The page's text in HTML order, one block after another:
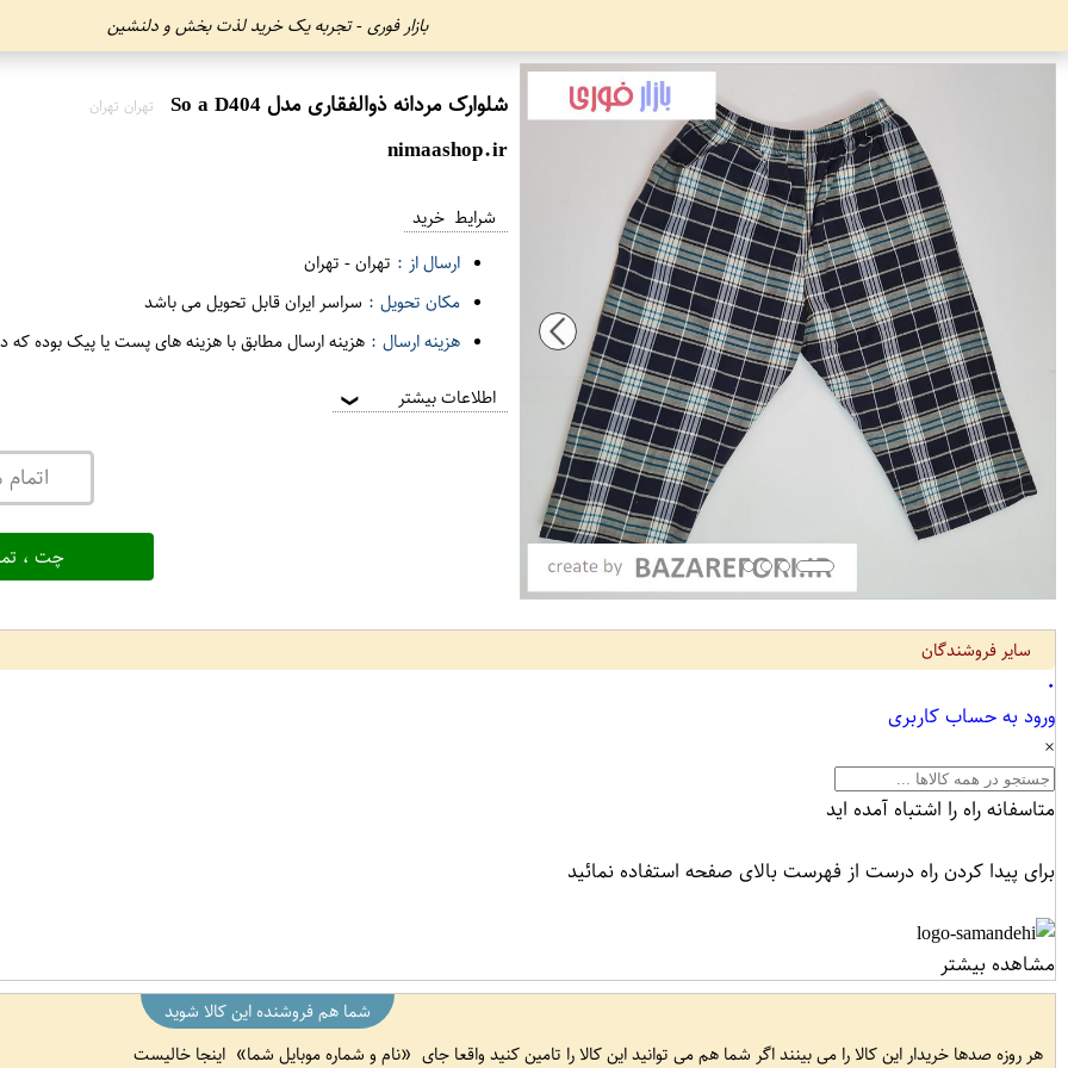
بازار فوری - تجربه یک خرید لذت بخش و دلنشین
شلوارک مردانه ذوالفقاری مدل So a D404 تهران تهران
nimaashop.ir
شرایط خرید
ارسال از : تهران- تهران
مکان تحویل : سراسر ایران قابل تحویل می باشد
هزینه ارسال : هزینه ارسال مطابق با هزینه های پست یا پیک بوده
اطلاعات بیشتر ❯
چت ،
سایر فروشندگان
۰
ورود به حساب کاربری
×
متاسفانه راه را اشتباه آمده اید
برای پیدا کردن راه درست از فهرست بالای صفحه استفاده نمائید
مشاهده بیشتر
شما هم فروشنده این کالا شوید
هر روزه صدها خریدار این کالا را می بینند اگر شما هم می توانید این کالا را تامین کنید واقعا جای
نام و شماره موبایل شما اینجا خالیست